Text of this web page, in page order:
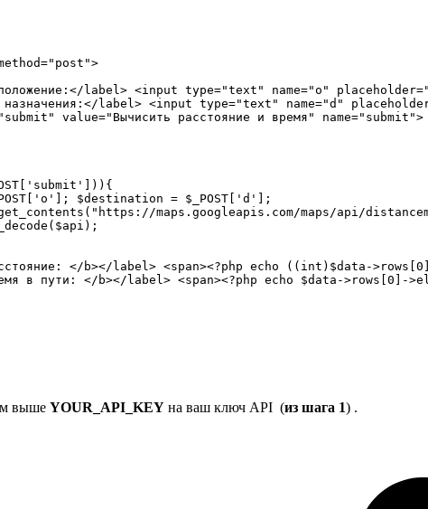
label> <input type="text" name="o"
label> <input type="text" name="d"
value="Вычисить расстояние и время" name="submit">
$destination = $_POST['d'];
maps.googleapis.com/maps/api/
</b></label> <span><?php echo ((int)$data-
в пути: </b></label> <span><?php echo $data->rows[0]-
выше YOUR_API_KEY на ваш ключ API (из шага 1) .